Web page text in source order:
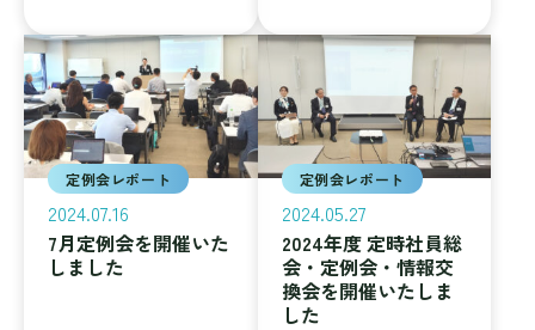
定例会レポート
2024.07.16
7月定例会を開催いた
しました
定例会レポート
2024.05.27
2024年度 定時社員総
会・定例会・情報交
換会を開催いたしま
した